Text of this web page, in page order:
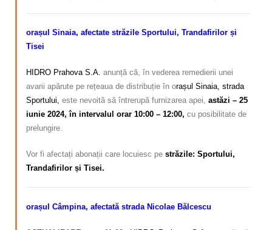
orașul Sinaia, afectate străzile Sportului, Trandafirilor și
Tisei
HIDRO Prahova S.A. anunță că, în vederea remedierii unei
avarii apărute pe rețeaua de distribuție în orașul Sinaia, strada
Sportului, este nevoită să întrerupă furnizarea apei, astăzi – 25
iunie 2024, în intervalul orar 10:00 – 12:00, cu posibilitate de
prelungire.
Vor fi afectați abonații care locuiesc pe străzile: Sportului,
Trandafirilor și Tisei.
orașul Câmpina, afectată strada Nicolae Bălcescu